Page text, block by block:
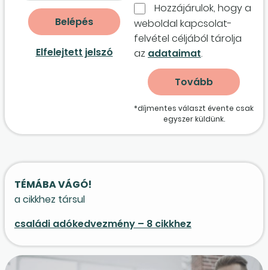
Elfelejtett jelszó
Hozzájárulok, hogy a
weboldal kapcso­lat­
felvétel céljából tárolja
az adataimat.
*díjmentes választ évente csak
egyszer küldünk.
TÉMÁBA VÁGÓ!
a cikkhez társul
családi adókedvezmény – 8 cikkhez